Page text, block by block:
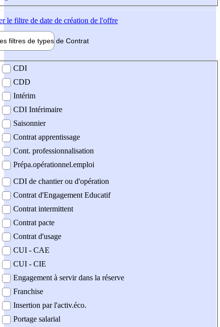
le filtre de date de création de l'offre
filtres de types de Contrat
contrat
CDI
CDD
Intérim
CDI Intérimaire
Saisonnier
Contrat apprentissage
Cont. professionnalisation
Prépa.opérationnel.emploi
CDI de chantier ou d'opération
Contrat d'Engagement Educatif
Contrat intermittent
Contrat pacte
Contrat d'usage
CUI - CAE
CUI - CIE
Engagement à servir dans la réserve
Franchise
Insertion par l'activ.éco.
Portage salarial